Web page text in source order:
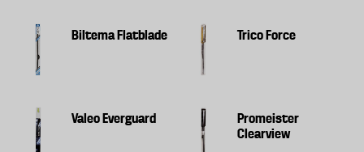
Biltema Flatblade Trico Force
Valeo Everguard
Promeister
Clearview